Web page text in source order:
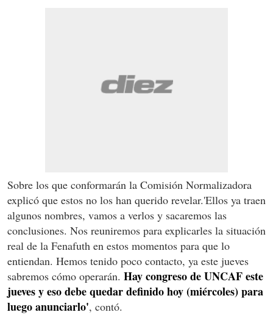
Sobre los que conformarán la Comisión Normalizadora
explicó que estos no los han querido revelar.'Ellos ya traen
algunos nombres, vamos a verlos y sacaremos las
conclusiones. Nos reuniremos para explicarles la situación
real de la Fenafuth en estos momentos para que lo
entiendan. Hemos tenido poco contacto, ya este jueves
sabremos cómo operarán. Hay congreso de UNCAF este
jueves y eso debe quedar definido hoy (miércoles) para
luego anunciarlo', contó.